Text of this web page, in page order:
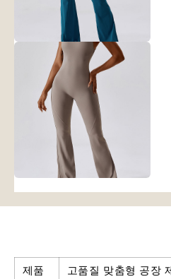
제품 고품질 맞춤형 공장